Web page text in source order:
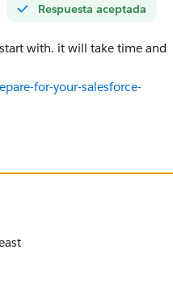
Respuesta aceptada
with. it will take time and
for-your-salesforce-